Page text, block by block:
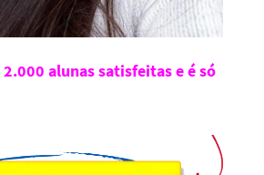
2.000 alunas satisfeitas e é só